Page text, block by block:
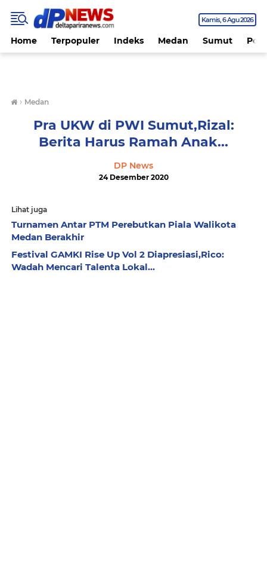
Kamis 6 Agu 2026
Home Terpopuler Indeks Medan Sumut
› Medan
Pra UKW di PWI Sumut,Rizal:
Berita Harus Ramah Anak...
DP News
24 Desember 2020
Lihat juga
Turnamen Antar PTM Perebutkan Piala Walikota
Medan Berakhir
Festival GAMKI Rise Up Vol 2 Diapresiasi,Rico:
Wadah Mencari Talenta Lokal...